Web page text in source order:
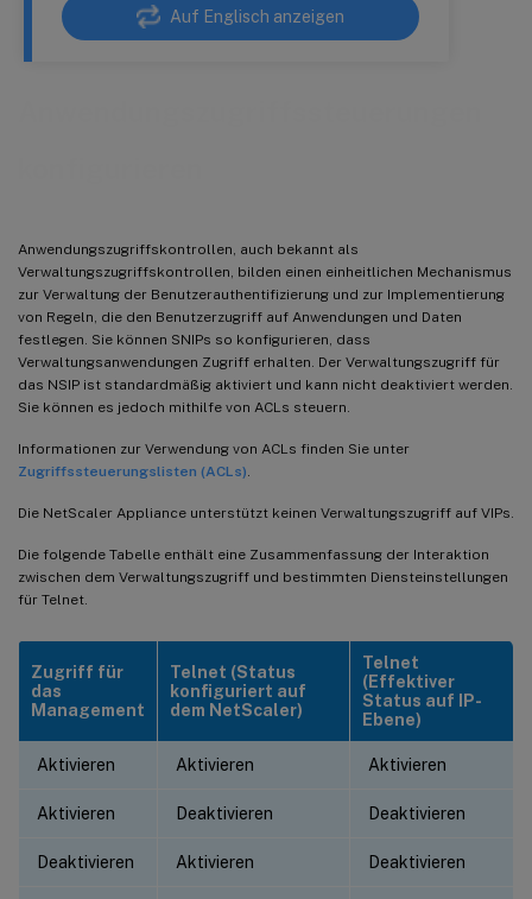
Auf Englisch anzeigen
Anwendungszugriffskontrollen, auch bekannt als
Verwaltungszugriffskontrollen, bilden einen einheitlichen Mechanismus
zur Verwaltung der Benutzerauthentifizierung und zur Implementierung
von Regeln, die den Benutzerzugriff auf Anwendungen und Daten
festlegen. Sie können SNIPs so konfigurieren, dass
Verwaltungsanwendungen Zugriff erhalten. Der Verwaltungszugriff für
das NSIP ist standardmäßig aktiviert und kann nicht deaktiviert werden.
Sie können es jedoch mithilfe von ACLs steuern.
Informationen zur Verwendung von ACLs finden Sie unter
Zugriffssteuerungslisten (ACLs)
Die NetScaler Appliance unterstützt keinen Verwaltungszugriff auf VIPs.
Die folgende Tabelle enthält eine Zusammenfassung der Interaktion
zwischen dem Verwaltungszugriff und bestimmten Diensteinstellungen
für Telnet.
Zugriff für
das
Management
Telnet (Status
konfiguriert auf
dem NetScaler)
Telnet
(Effektiver
Status auf IP-
Ebene)
Aktivieren Aktivieren Aktivieren
Aktivieren Deaktivieren Deaktivieren
Deaktivieren Aktivieren Deaktivieren